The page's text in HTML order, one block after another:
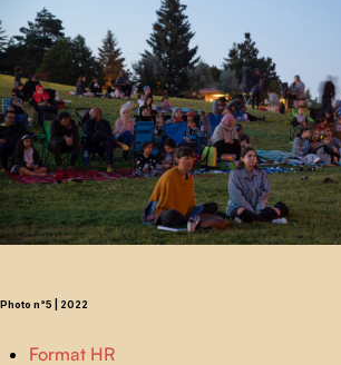
Photo n°5 | 2022
Format HR